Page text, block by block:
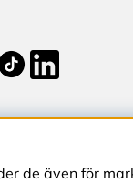
de även för